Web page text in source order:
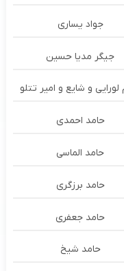
جواد یساری
جیگر مدیا حسین
لورایی و شایع و امیر تتلو
حامد احمدی
حامد الماسی
حامد برزگری
حامد جعفری
حامد شیخ